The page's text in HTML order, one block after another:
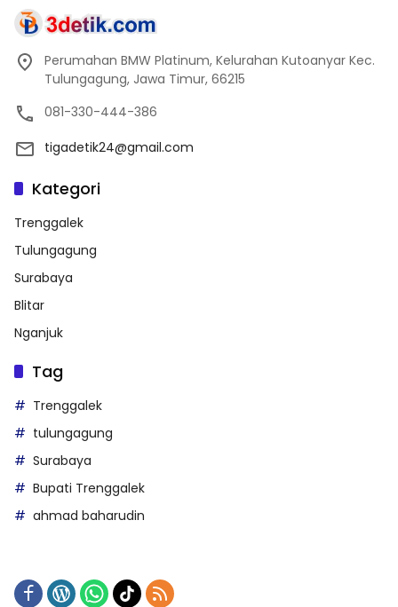
Perumahan BMW Platinum, Kelurahan Kutoanyar Kec.
Tulungagung, Jawa Timur, 66215
081-330-444-386
tigadetik24@gmail.com
Kategori
Trenggalek
Tulungagung
Surabaya
Blitar
Nganjuk
Tag
Trenggalek
tulungagung
Surabaya
Bupati Trenggalek
ahmad baharudin